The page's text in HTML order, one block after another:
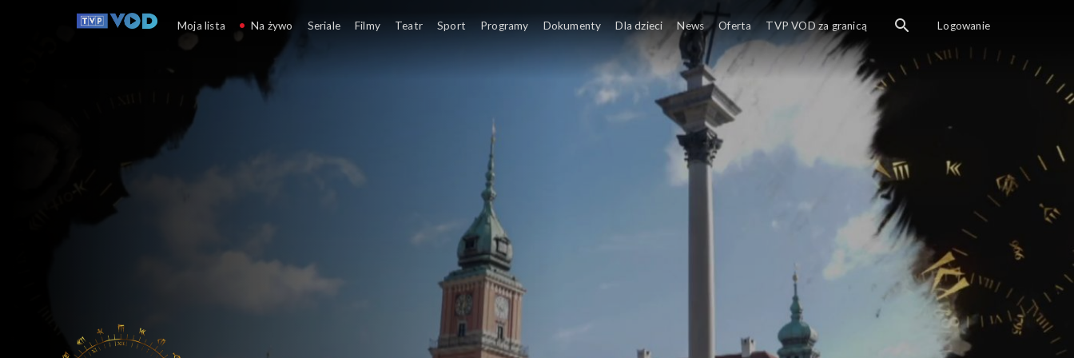
Moja lista Na żywo Seriale Filmy Teatr Sport Programy Dokumenty Dla dzieci News Oferta TVP VOD za granicą Logowanie